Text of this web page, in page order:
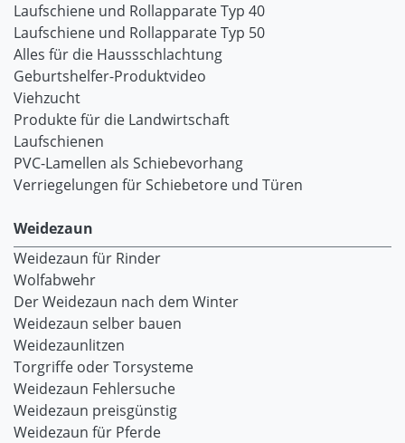
Laufschiene und Rollapparate Typ 40
Laufschiene und Rollapparate Typ 50
Alles für die Haussschlachtung
Geburtshelfer-Produktvideo
Viehzucht
Produkte für die Landwirtschaft
Laufschienen
PVC-Lamellen als Schiebevorhang
Verriegelungen für Schiebetore und Türen
Weidezaun
Weidezaun für Rinder
Wolfabwehr
Der Weidezaun nach dem Winter
Weidezaun selber bauen
Weidezaunlitzen
Torgriffe oder Torsysteme
Weidezaun Fehlersuche
Weidezaun preisgünstig
Weidezaun für Pferde